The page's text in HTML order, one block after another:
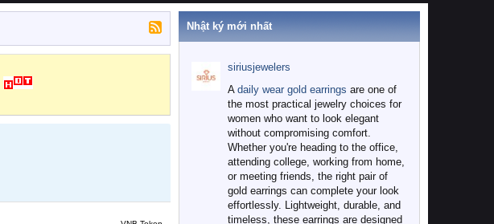
Nhật ký mới nhất
siriusjewelers
A daily wear gold earrings are one of
the most practical jewelry choices for
women who want to look elegant
without compromising comfort.
Whether you're heading to the office,
attending college, working from home,
or meeting friends, the right pair of
gold earrings can complete your look
effortlessly. Lightweight, durable, and
timeless, these earrings are designed